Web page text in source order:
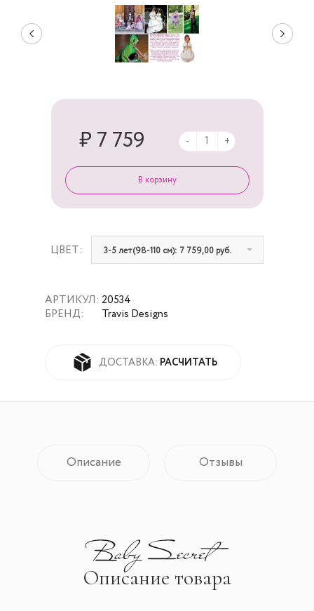
АРТИКУЛ:
БРЕНД:
20534
Travis Designs
ДОСТАВКА: РАСЧИТАТЬ
ЦВЕТ: 3-5 лет(98-110 см): 7 759,00 руб.
₽ 7 759 - +
Описание Отзывы
Описание товара